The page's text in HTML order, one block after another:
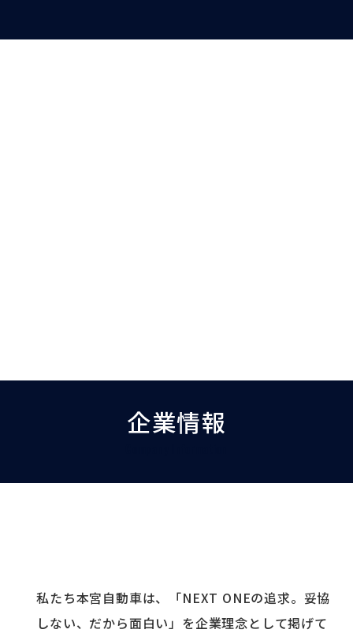
企業情報
私たち本宮自動車は、「NEXT ONEの追求。妥協
しない、だから面白い」を企業理念として掲げて